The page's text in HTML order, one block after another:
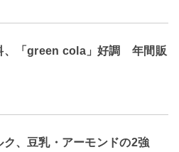
、「green cola」好調 年間販
ク、豆乳・アーモンドの2強